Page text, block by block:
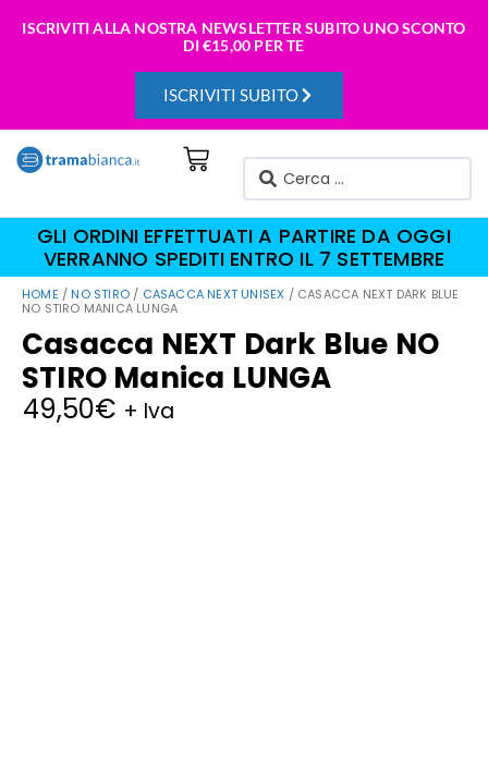
ISCRIVITI ALLA NOSTRA NEWSLETTER SUBITO UNO SCONTO
DI€15,00 PER TE
ISCRIVITI SUBITO
GLI ORDINI EFFETTUATI A PARTIRE DA OGGI
VERRANNO SPEDITI ENTRO IL 7 SETTEMBRE
HOME / NO STIRO / CASACCA NEXT UNISEX / CASACCA NEXT DARK BLUE
NO STIRO MANICA LUNGA
Casacca NEXT Dark Blue NO
STIRO Manica LUNGA
49,50€ + Iva